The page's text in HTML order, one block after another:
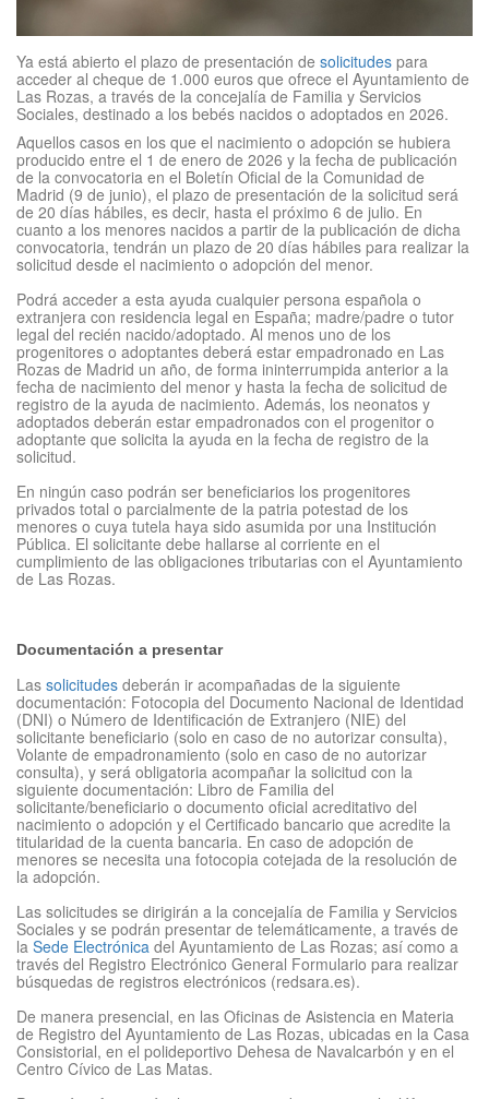
Ya está abierto el plazo de presentación de solicitudes para
acceder al cheque de 1.000 euros que ofrece el Ayuntamiento de
Las Rozas, a través de la concejalía de Familia y Servicios
Sociales, destinado a los bebés nacidos o adoptados en 2026.
Aquellos casos en los que el nacimiento o adopción se hubiera
producido entre el 1 de enero de 2026 y la fecha de publicación
de la convocatoria en el Boletín Oficial de la Comunidad de
Madrid (9 de junio), el plazo de presentación de la solicitud será
de 20 días hábiles, es decir, hasta el próximo 6 de julio. En
cuanto a los menores nacidos a partir de la publicación de dicha
convocatoria, tendrán un plazo de 20 días hábiles para realizar la
solicitud desde el nacimiento o adopción del menor.
Podrá acceder a esta ayuda cualquier persona española o
extranjera con residencia legal en España; madre/padre o tutor
legal del recién nacido/adoptado. Al menos uno de los
progenitores o adoptantes deberá estar empadronado en Las
Rozas de Madrid un año, de forma ininterrumpida anterior a la
fecha de nacimiento del menor y hasta la fecha de solicitud de
registro de la ayuda de nacimiento. Además, los neonatos y
adoptados deberán estar empadronados con el progenitor o
adoptante que solicita la ayuda en la fecha de registro de la
solicitud.
En ningún caso podrán ser beneficiarios los progenitores
privados total o parcialmente de la patria potestad de los
menores o cuya tutela haya sido asumida por una Institución
Pública. El solicitante debe hallarse al corriente en el
cumplimiento de las obligaciones tributarias con el Ayuntamiento
de Las Rozas.
Documentación a presentar
Las solicitudes deberán ir acompañadas de la siguiente
documentación: Fotocopia del Documento Nacional de Identidad
(DNI) o Número de Identificación de Extranjero (NIE) del
solicitante beneficiario (solo en caso de no autorizar consulta),
Volante de empadronamiento (solo en caso de no autorizar
consulta), y será obligatoria acompañar la solicitud con la
siguiente documentación: Libro de Familia del
solicitante/beneficiario o documento oficial acreditativo del
nacimiento o adopción y el Certificado bancario que acredite la
titularidad de la cuenta bancaria. En caso de adopción de
menores se necesita una fotocopia cotejada de la resolución de
la adopción.
Las solicitudes se dirigirán a la concejalía de Familia y Servicios
Sociales y se podrán presentar de telemáticamente, a través de
la Sede Electrónica del Ayuntamiento de Las Rozas; así como a
través del Registro Electrónico General Formulario para realizar
búsquedas de registros electrónicos (redsara.es).
De manera presencial, en las Oficinas de Asistencia en Materia
de Registro del Ayuntamiento de Las Rozas, ubicadas en la Casa
Consistorial, en el polideportivo Dehesa de Navalcarbón y en el
Centro Cívico de Las Matas.